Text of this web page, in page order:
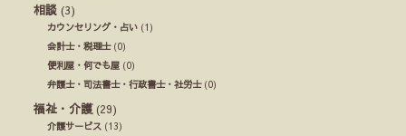
相談 (3)
カウンセリング・占い (1)
会計士・税理士(0)
便利屋・何でも屋 (0)
弁護士・司法書士・行政書士・社労士(0)
福祉・介護(29)
介護サービス (13)